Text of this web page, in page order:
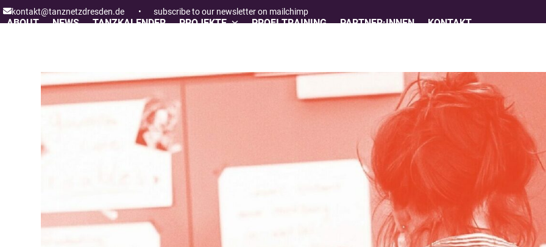
Skip
to
kontakt@tanznetzdresden.de • subscribe to our newsletter on mailchimp
ABOUT NEWS TANZKALENDER PROJEKTE PROFI TRAINING PARTNER:INNEN KONTAKT